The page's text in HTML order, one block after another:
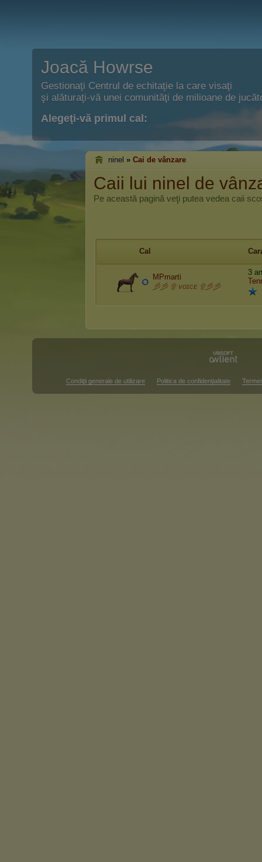
Joacă Howrse
Gestionaţi Centrul de echitaţie la care visaţi
şi alăturaţi-vă unei comunităţi de milioane de
Alegeţi-vă primul cal:
ninel » Cai de vânzare
Caii lui ninel de
Pe această pagină veţi putea vedea caii
Cal
MPmarti
彡彡 ۩ ᴠᴏɪᴄᴇ ۩彡彡
3
Condiţii generale de utilizare Politica de confidenţialitate